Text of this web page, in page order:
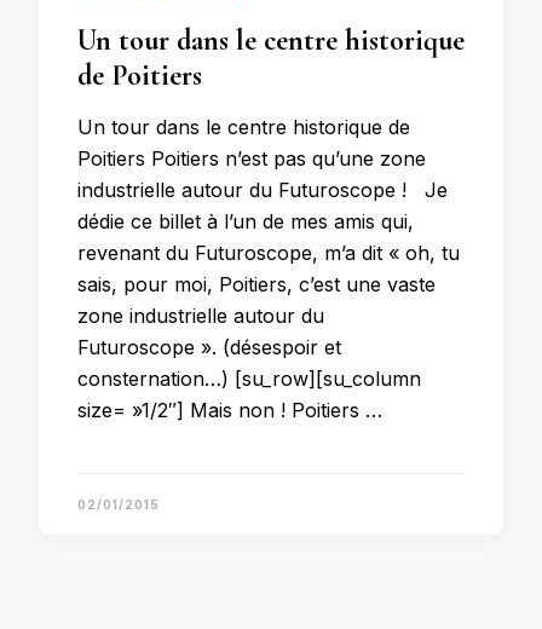
Un tour dans le centre historique
de Poitiers
Un tour dans le centre historique de
Poitiers Poitiers n’est pas qu’une zone
industrielle autour du Futuroscope ! Je
dédie ce billet à l’un de mes amis qui,
revenant du Futuroscope, m’a dit « oh, tu
sais, pour moi, Poitiers, c’est une vaste
zone industrielle autour du
Futuroscope ». (désespoir et
consternation…) [su_row][su_column
size= »1/2″] Mais non ! Poitiers …
02/01/2015